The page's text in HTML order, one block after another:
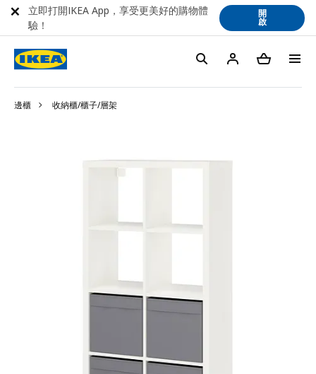
邊櫃 收納櫃/櫃子/層架
立即打開IKEA App，享受更美好的購物體
驗！
開
啟